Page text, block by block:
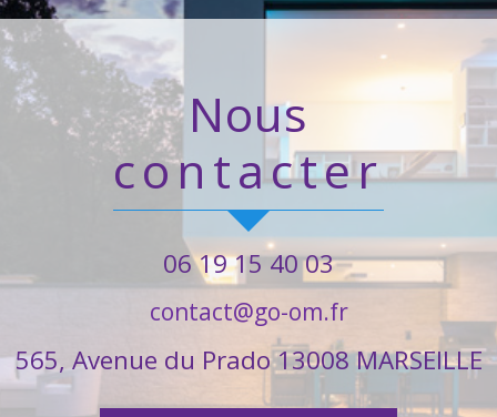
nous
contacter
06 19 15 40 03
contact@go-om.fr
565, Avenue du Prado 13008 MARSEILLE